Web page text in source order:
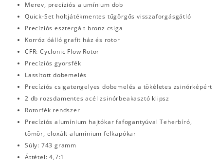
Merev, precíziós alumínium dob
Quick-Set holtjátékmentes tűgörgős visszaforgásgátló
Precíziós esztergált bronz csiga
Korrózióálló grafit ház és rotor
CFR: Cyclonic Flow Rotor
Precíziós gyorsfék
Lassított dobemelés
Precíziós csigatengelyes dobemelés a tökéletes zsinórképért
2 db rozsdamentes acél zsinórbeakasztó klipsz
Rotorfék rendszer
Precíziós alumínium hajtókar fafogantyúval Teherbíró,
tömör, eloxált alumínium felkapókar
Súly: 743 gramm
Áttétel: 4,7:1